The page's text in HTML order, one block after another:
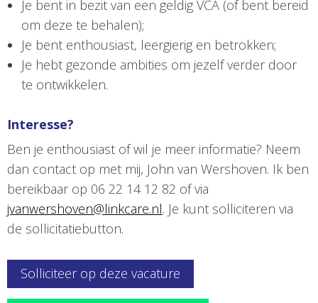
Je bent in bezit van een geldig VCA (of bent bereid
om deze te behalen);
Je bent enthousiast, leergierig en betrokken;
Je hebt gezonde ambities om jezelf verder door
te ontwikkelen.
Interesse?
Ben je enthousiast of wil je meer informatie? Neem
dan contact op met mij, John van Wershoven. Ik ben
bereikbaar op 06 22 14 12 82 of via
jvanwershoven@linkcare.nl. Je kunt solliciteren via
de sollicitatiebutton.
Solliciteer op deze vacature